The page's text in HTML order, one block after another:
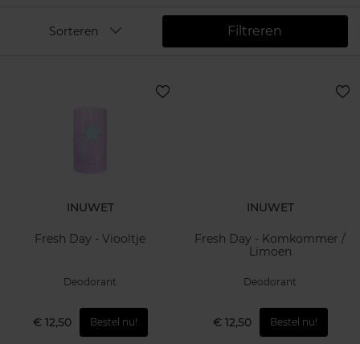
Filtreren
Sorteren
INUWET
Fresh Day - Viooltje
Deodorant
€ 12,50 Bestel nu!
INUWET
Fresh Day - Komkommer /
Limoen
Deodorant
€ 12,50 Bestel nu!